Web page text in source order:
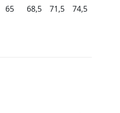
65 68,5 71,5 74,5